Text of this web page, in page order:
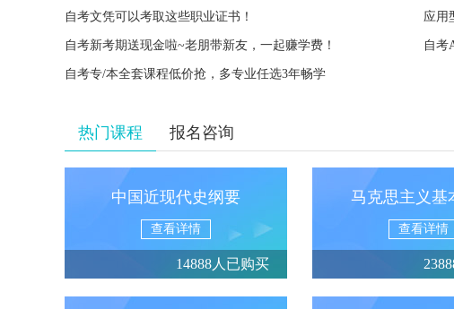
自考文凭可以考取这些职业证书！ 应用
自考新考期送现金啦~老朋带新友，一起赚学费！ 自考
自考专/本全套课程低价抢，多专业任选3年畅学
热门课程 报名咨询
中国近现代史纲要
查看详情
14888人已购买
马克思主义基
查看详情